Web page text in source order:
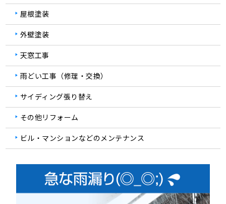
屋根塗装
外壁塗装
天窓工事
雨どい工事（修理・交換）
サイディング張り替え
その他リフォーム
ビル・マンションなどのメンテナンス